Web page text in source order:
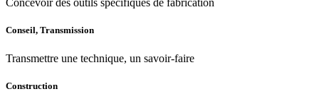
Concevoir des outils spécifiques de fabrication
Conseil, Transmission
Transmettre une technique, un savoir-faire
Construction